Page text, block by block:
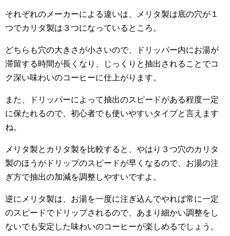
それぞれのメーカーによる違いは、メリタ製は底の穴が１
つでカリタ製は３つになっているところ。
どちらも穴の大きさが小さいので、ドリッパー内にお湯が
滞留する時間が長くなり、じっくりと抽出されることでコ
ク深い味わいのコーヒーに仕上がります。
また、ドリッパーによって抽出のスピードがある程度一定
に保たれるので、初心者でも使いやすいタイプと言えます
ね。
メリタ製とカリタ製を比較すると、やはり３つ穴のカリタ
製のほうがドリップのスピードが早くなるので、お湯の注
ぎ方で抽出の加減を調整しやすいですよ。
逆にメリタ製は、お湯を一度に注ぎ込んでやれば常に一定
のスピードでドリップされるので、あまり細かい調整をし
ないでも安定した味わいのコーヒーが楽しめるでしょう。